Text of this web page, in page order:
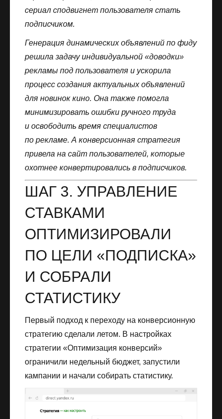
сериал сподвигнет пользователя стать
подписчиком.
Генерация динамических объявлений по фиду
решила задачу индивидуальной «доводки»
рекламы под пользователя и ускорила
процесс создания актуальных объявлений
для новинок кино. Она также помогла
минимизировать ошибки ручного труда
и освободить время специалистов
по рекламе. А конверсионная стратегия
привела на сайт пользователей, которые
охотнее конвертировались в подписчиков.
ШАГ 3. УПРАВЛЕНИЕ
СТАВКАМИ
ОПТИМИЗИРОВАЛИ
ПО ЦЕЛИ «ПОДПИСКА»
И СОБРАЛИ
СТАТИСТИКУ
Первый подход к переходу на конверсионную
стратегию сделали летом. В настройках
стратегии «Оптимизация конверсий»
ограничили недельный бюджет, запустили
кампании и начали собирать статистику.